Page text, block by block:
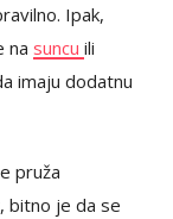
Ipak,
na suncu ili
imaju dodatnu
pruža
bitno je da se